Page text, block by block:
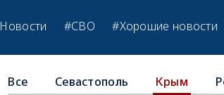
Новости #СВО #Хорошие новости
Все Севастополь Крым